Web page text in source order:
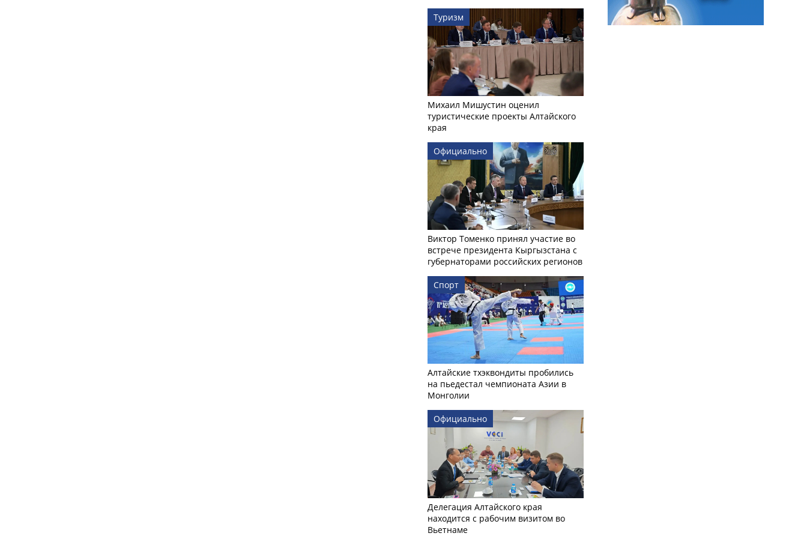
Туризм
Михаил Мишустин оценил
туристические проекты Алтайского
края
Официально
Виктор Томенко принял участие во
встрече президента Кыргызстана с
губернаторами российских регионов
Спорт
Алтайские тхэквондиты пробились
на пьедестал чемпионата Азии в
Монголии
Официально
Делегация Алтайского края
находится с рабочим визитом во
Вьетнаме